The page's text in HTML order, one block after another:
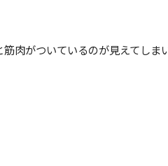
肉がついているのが見えてしま